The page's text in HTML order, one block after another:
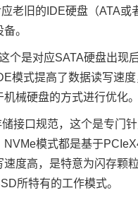
老旧的IDE硬盘（ATA或
。
个是对应SATA硬盘出现
模式提高了数据读写速
械硬盘的方式进行优化。
接口规范，这个是专门
NVMe模式都是基于
度高，是特意为闪存颗
所特有的工作模式。